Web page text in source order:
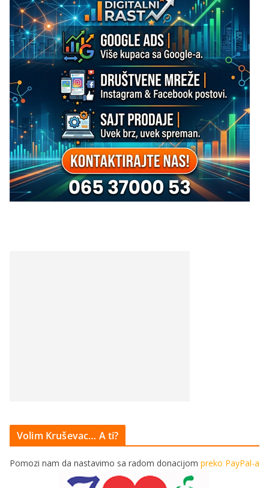
Volim Kruševac… A ti?
Pomozi nam da nastavimo sa radom donacijom preko PayPal-a